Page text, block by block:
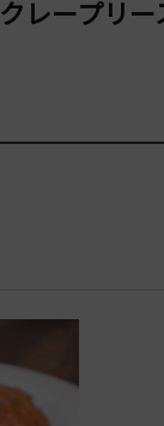
レープリー